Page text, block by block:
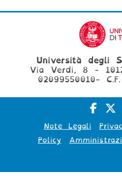
Università degli
Via Verdi, 8 -
02099550010-
Note Legali
Policy